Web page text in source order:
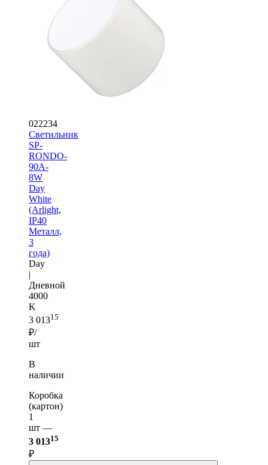
022234
Светильник
SP-
RONDO-
90A-
8W
Day
White
(Arlight,
IP40
Металл,
3
года)
Day
|
Дневной
4000
K
3 01315
₽/
шт
В
наличии
Коробка
(картон)
1
шт —
3 01315
₽